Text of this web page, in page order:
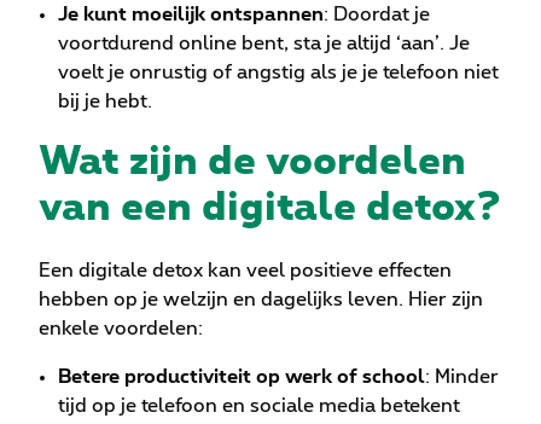
Je kunt moeilijk ontspannen: Doordat je
voortdurend online bent, sta je altijd ‘aan’. Je
voelt je onrustig of angstig als je je telefoon niet
bij je hebt.
Wat zijn de voordelen
van een digitale detox?
Een digitale detox kan veel positieve effecten
hebben op je welzijn en dagelijks leven. Hier zijn
enkele voordelen:
Betere productiviteit op werk of school: Minder
tijd op je telefoon en sociale media betekent